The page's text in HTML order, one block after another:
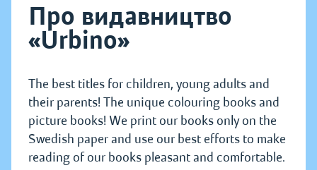
Про видавництво
«Urbino»
The best titles for children, young adults and
their parents! The unique colouring books and
picture books! We print our books only on the
Swedish paper and use our best efforts to make
reading of our books pleasant and comfortable.